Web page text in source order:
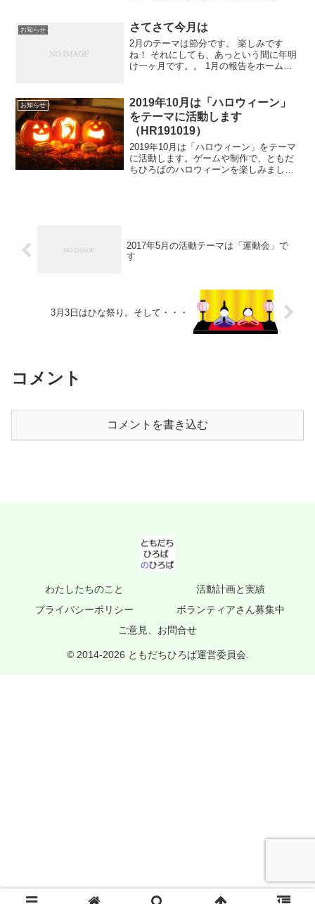
はこんな感じでできあがって、お持ち帰
りできます。ともだち...
お知らせ さてさて今月は
2月のテーマは節分です。 楽しみです
ね！ それにしても、あっという間に年明
け一ヶ月です。。 1月の報告をホームペ
お知らせ
2019年10月は「ハロウィーン」
をテーマに活動します
（HR191019）
2019年10月は「ハロウィーン」をテーマ
に活動します。ゲームや制作で、ともだ
ちひろばのハロウィーンを楽しみましょ
2017年5月の活動テーマは「運動会」で
す
3月3日はひな祭り。そして・・・
コメント
コメントを書き込む
わたしたちのこと
活動計画と実績
プライバシーポリシー
ボランティアさん募集中
ご意見、お問合せ
© 2014-2026 ともだちひろば運営委員会.